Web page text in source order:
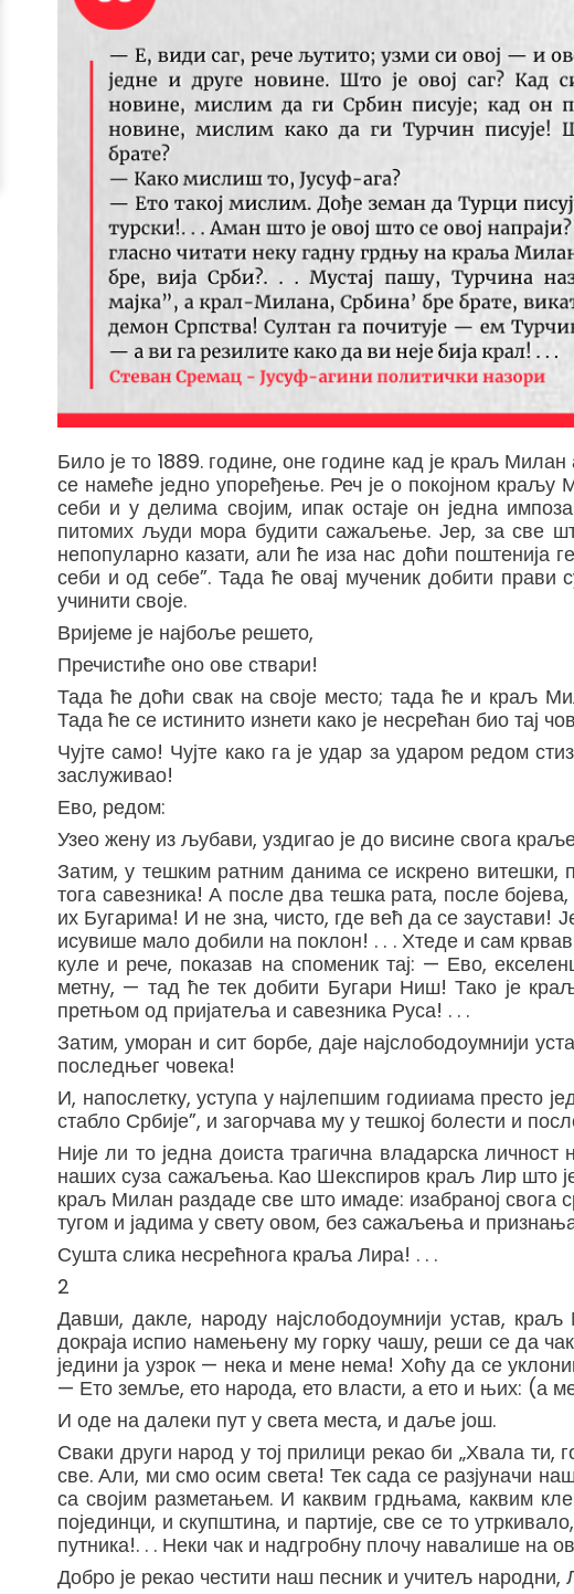
Било је то 1889. године, оне године кад је краљ
се намеће једно упоређење. Реч је о покојном
себи и у делима својим, ипак остаје он једна
питомих људи мора будити сажаљење. Јер, за све
непопуларно казати, али ће иза нас доћи поштенија
себи и од себе”. Тада ће овај мученик добити прави
учинити своје.
Вријеме је најбоље решето,
Пречистиће оно ове ствари!
Тада ће доћи свак на своје место; тада ће и краљ
Тада ће се истинито изнети како је несрећан био тај
Чујте само! Чујте како га је удар за ударом редом
заслуживао!
Ево, редом:
Узео жену из љубави, уздигао је до висине свога
Затим, у тешким ратним данима се искрено витешки,
тога савезника! А после два тешка рата, после
их Бугарима! И не зна, чисто, где већ да се
исувише мало добили на поклон! . . . Хтеде и сам
куле и рече, показав на споменик тај: — Ево,
метну, — тад ће тек добити Бугари Ниш! Тако је
претњом од пријатеља и савезника Руса! . . .
Затим, уморан и сит борбе, даје најслободоумнији
последњег човека!
И, напослетку, уступа у најлепшим годииама престо
стабло Србије”, и загорчава му у тешкој болести и
Није ли то једна доиста трагична владарска
наших суза сажаљења. Као Шекспиров краљ Лир што је
краљ Милан раздаде све што имаде: изабраној свога
тугом и јадима у свету овом, без сажаљења и
Сушта слика несрећнога краља Лира! . . .
2
Давши, дакле, народу најслободоумнији устав,
докраја испио намењену му горку чашу, реши се да
једини ја узрок — нека и мене нема! Хоћу да се
— Ето земље, ето народа, ето власти, а ето и њих: (а
И оде на далеки пут у света места, и даље још.
Сваки други народ у тој прилици рекао би „Хвала
све. Али, ми смо осим света! Тек сада се разјуначи
са својим разметањем. И каквим грдњама, каквим
појединци, и скупштина, и партије, све се то
путника!. . . Неки чак и надгробну плочу навалише на
Добро је рекао честити наш песник и учитељ